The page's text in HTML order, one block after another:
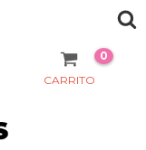
CARRITO
0